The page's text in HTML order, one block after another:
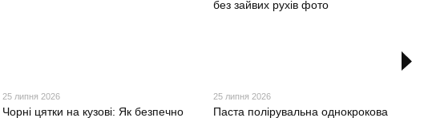
25 липня 2026
Чорні цятки на кузові: Як безпечно
25 липня 2026
Паста полірувальна однокрокова